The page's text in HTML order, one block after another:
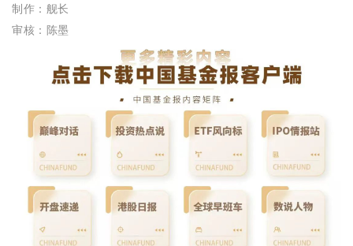
制作：舰长
审核：陈墨